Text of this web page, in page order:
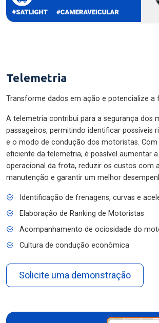
Telemetria
Transforme dados em ação e potencialize a
A telemetria contribui para a segurança dos
passageiros, permitindo identificar possíveis
e o modo de condução dos motoristas.
eficiente da telemetria, é possível aumentar
operacional da frota, reduzir os custos com
manutenção e garantir um melhor
Identificação de frenagens, curvas e
Elaboração de Ranking de Motoristas
Acompanhamento de ociosidade do
Cultura de condução econômica
Solicite uma demonstração